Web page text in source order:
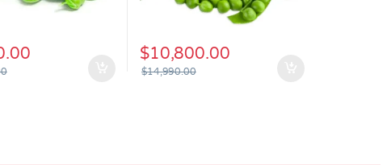
$10,800.00
$14,990.00